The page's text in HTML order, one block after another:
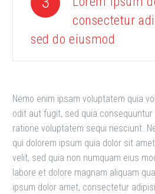
consectetur
sed do eiusmod
Nemo enim ipsam voluptatem quia
odit aut fugit, sed quia
ratione voluptatem sequi nesciunt.
qui dolorem ipsum quia dolor sit
velit, sed quia non numquam eius
labore et dolore magnam aliquam
ipsum dolor amet, consectetur